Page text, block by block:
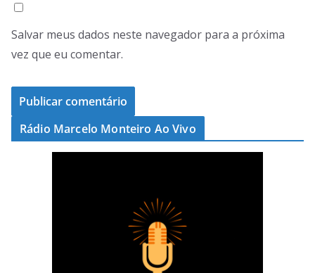
Salvar meus dados neste navegador para a próxima
vez que eu comentar.
Rádio Marcelo Monteiro Ao Vivo